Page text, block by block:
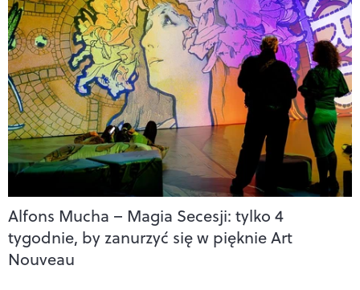
Alfons Mucha – Magia Secesji: tylko 4
tygodnie, by zanurzyć się w pięknie Art
Nouveau